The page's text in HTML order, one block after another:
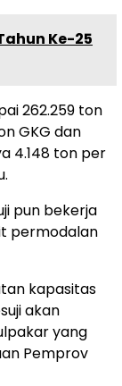
Ke-25
262.259 ton
GKG dan
4.148 ton per
pun bekerja
permodalan
kapasitas
akan
yang
Pemprov